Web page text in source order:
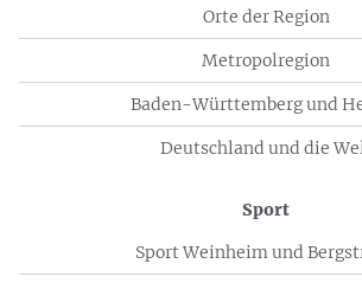
Orte der Region
Metropolregion
Baden-Württemberg und
Deutschland und die
Sport
Sport Weinheim und